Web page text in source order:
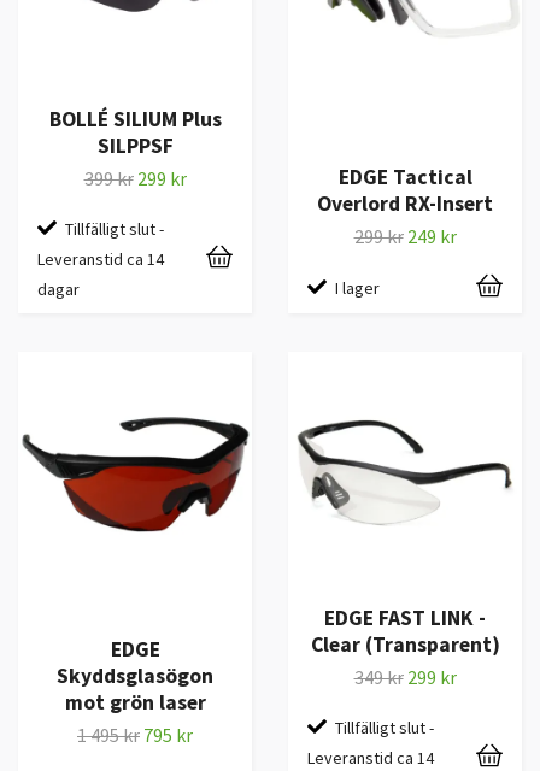
BOLLÉ SILIUM Plus
SILPPSF
399 kr 299 kr
Tillfälligt slut -
Leveranstid ca 14
dagar
EDGE Tactical
Overlord RX-Insert
299 kr 249 kr
I lager
EDGE
Skyddsglasögon
mot grön laser
1 495 kr 795 kr
EDGE FAST LINK -
Clear (Transparent)
349 kr 299 kr
Tillfälligt slut -
Leveranstid ca 14